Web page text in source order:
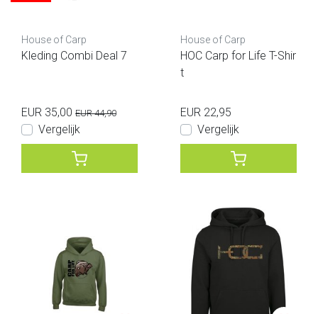
House of Carp
Kleding Combi Deal 7
EUR 35,00 EUR 44,90
Vergelijk
House of Carp
HOC Carp for Life T-Shir
t
EUR 22,95
Vergelijk